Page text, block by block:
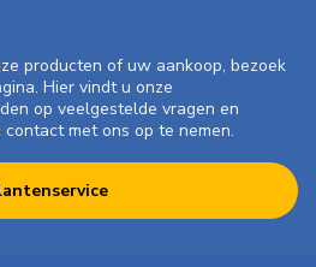
producten of uw aankoop, bezoek
Hier vindt u onze
op veelgestelde vragen en
met ons op te nemen.